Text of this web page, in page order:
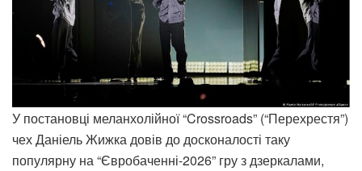
У постановці меланхолійної “Crossroads” (“Перехрестя”)
чех Даніель Жижка довів до досконалості таку
популярну на “Євробаченні-2026” гру з дзеркалами,